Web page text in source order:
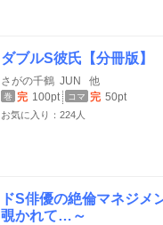
ダブルS彼氏【分冊版】
さがの千鶴 JUN 他
巻 完 100pt コマ 完 50pt
お気に入り：224人
ドS俳優の絶倫マネジメ
覗かれて…～